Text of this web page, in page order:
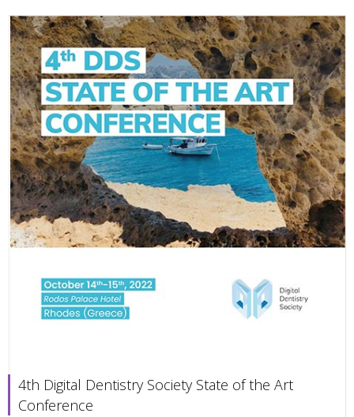
4th Digital Dentistry Society State of the Art
Conference